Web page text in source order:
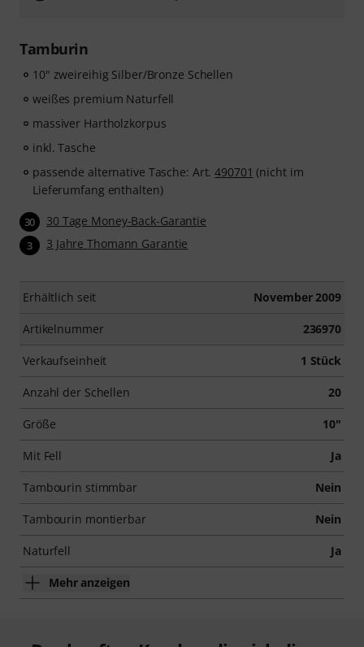
Tamburin
10" zweireihig Silber/Bronze Schellen
weißes premium Naturfell
massiver Hartholzkorpus
inkl. Tasche
passende alternative Tasche: Art.490701 (nicht im
Lieferumfang enthalten)
30 30 Tage Money-Back-Garantie
3 3 Jahre Thomann Garantie
Erhältlich seit November 2009
Artikelnummer 236970
Verkaufseinheit 1 Stück
Anzahl der Schellen 20
Größe 10"
Mit Fell Ja
Tambourin stimmbar Nein
Tambourin montierbar Nein
Naturfell Ja
Mehr anzeigen